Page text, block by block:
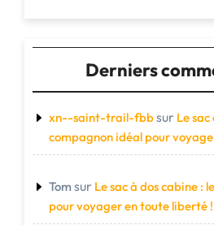
Derniers
xn--saint-trail-fbbsur Le
compagnon idéal pour
Tom sur Le sac à dos cabine :
pour voyager en toute liberté !